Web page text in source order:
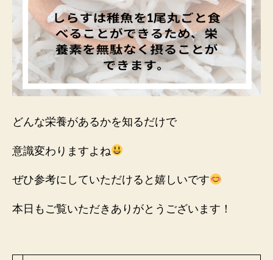
どんな栄養があるかを知るだけで
意識変わりますよね
ぜひ参考にしていただけると嬉しいです
本日もご覧いただきありがとうございます！